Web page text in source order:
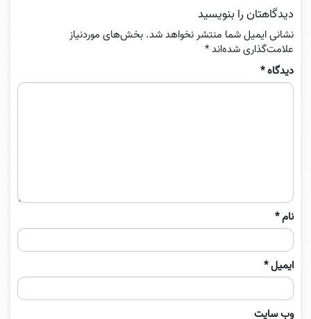
دیدگاهتان را بنویسید
نشانی ایمیل شما منتشر نخواهد شد. بخش‌های موردنیاز
علامت‌گذاری شده‌اند*
دیدگاه*
نام*
ایمیل*
وب‌ سایت